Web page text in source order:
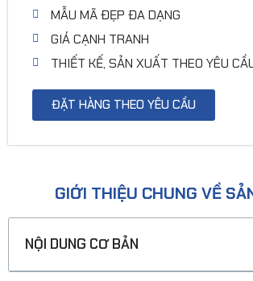
MẪU MÃ ĐẸP ĐA DẠNG
GIÁ CẠNH TRANH
THIẾT KẾ, SẢN XUẤT THEO YÊU
ĐẶT HÀNG THEO YÊU CẦU
GIỚI THIỆU CHUNG VỀ
NỘI DUNG CƠ BẢN